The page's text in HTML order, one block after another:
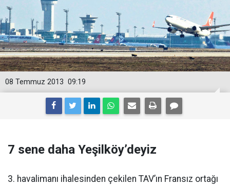
09:19
08 Temmuz 2013
7 sene daha Yeşilköy’deyiz
3. havalimanı ihalesinden çekilen TAV’ın Fransız ortağı